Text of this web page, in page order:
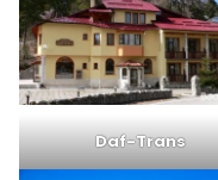
Daf-Trans